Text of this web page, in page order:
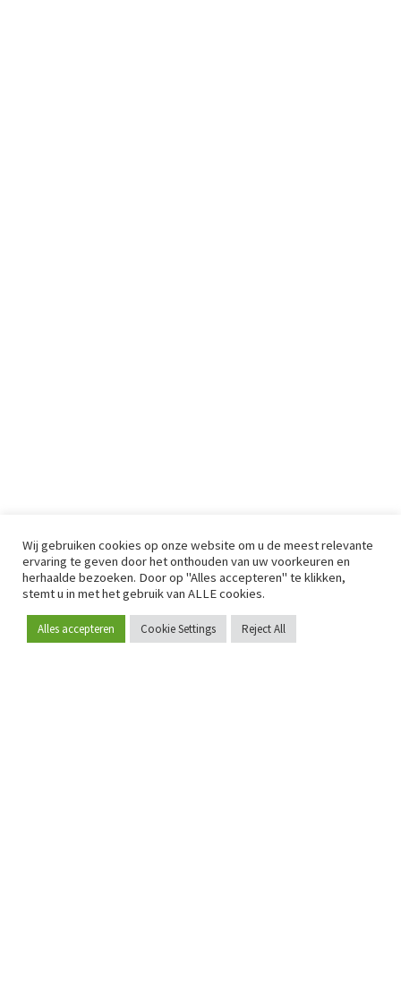
Word lid
Wij gebruiken cookies op onze website om u de meest relevante
ervaring te geven door het onthouden van uw voorkeuren en
herhaalde bezoeken. Door op "Alles accepteren" te klikken,
stemt u in met het gebruik van ALLE cookies.
Alles accepteren Cookie Settings Reject All